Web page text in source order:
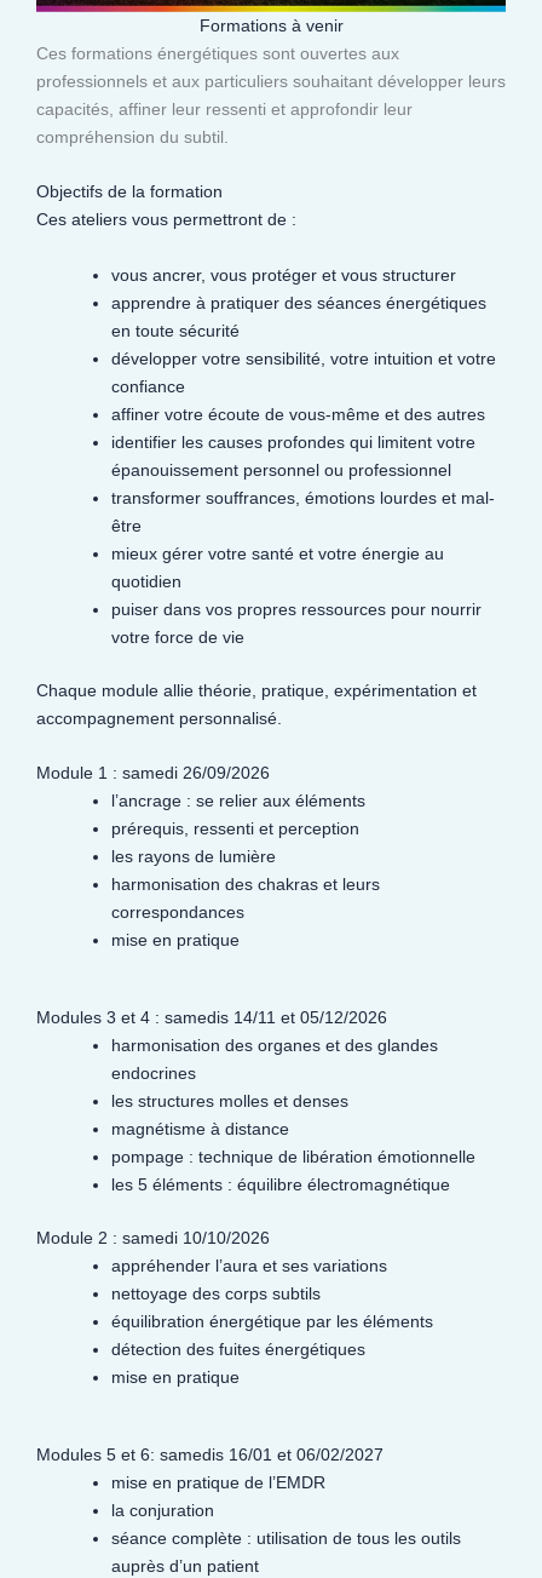
Formations à venir
Ces formations énergétiques sont ouvertes aux
professionnels et aux particuliers souhaitant développer leurs
capacités, affiner leur ressenti et approfondir leur
compréhension du subtil.​
Objectifs de la formation
Ces ateliers vous permettront de :
vous ancrer, vous protéger et vous structurer
apprendre à pratiquer des séances énergétiques
en toute sécurité
développer votre sensibilité, votre intuition et votre
confiance
affiner votre écoute de vous-même et des autres
identifier les causes profondes qui limitent votre
épanouissement personnel ou professionnel
transformer souffrances, émotions lourdes et mal-
être
mieux gérer votre santé et votre énergie au
quotidien
puiser dans vos propres ressources pour nourrir
votre force de vie
Chaque module allie théorie, pratique, expérimentation et
accompagnement personnalisé.
Module 1 : samedi 26/09/2026
l’ancrage : se relier aux éléments
prérequis, ressenti et perception
les rayons de lumière
harmonisation des chakras et leurs
correspondances
mise en pratique
Modules 3 et 4 : samedis 14/11 et 05/12/2026
harmonisation des organes et des glandes
endocrines
les structures molles et denses
magnétisme à distance
pompage : technique de libération émotionnelle
les 5 éléments : équilibre électromagnétique
Module 2 : samedi 10/10/2026
appréhender l’aura et ses variations
nettoyage des corps subtils
équilibration énergétique par les éléments
détection des fuites énergétiques
mise en pratique
Modules 5 et 6: samedis 16/01 et 06/02/2027
mise en pratique de l’EMDR
la conjuration
séance complète : utilisation de tous les outils
auprès d’un patient